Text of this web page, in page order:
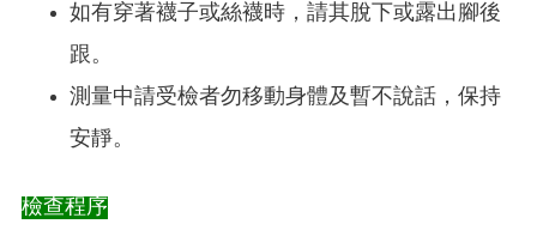
如有穿著襪子或絲襪時，請其脫下或露出腳後
跟。
測量中請受檢者勿移動身體及暫不說話，保持
安靜。
檢查程序